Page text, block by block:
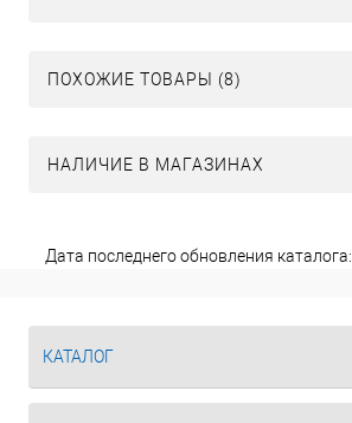
ПОХОЖИЕ ТОВАРЫ (8)
НАЛИЧИЕ В МАГАЗИНАХ
Дата последнего обновления каталога:
КАТАЛОГ